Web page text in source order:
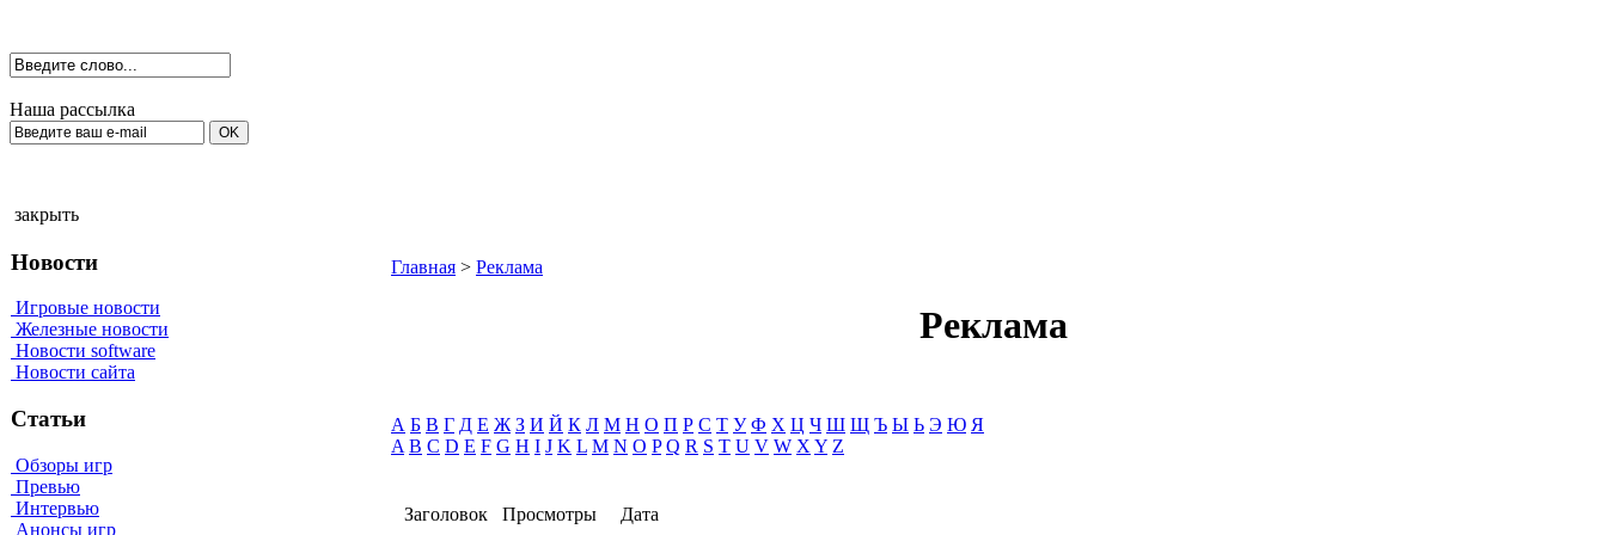
Наша рассылка
закрыть
Новости
Игровые новости
Железные новости
Новости software
Новости сайта
Статьи
Обзоры игр
Превью
Интервью
Анонсы игр
Главная > Реклама
Реклама
А Б В Г Д Е Ж З И Й К Л М Н О П Р С Т У Ф Х Ц Ч Ш Щ Ъ Ы Ь Э Ю Я
A B C D E F G H I J K L M N O P Q R S T U V W X Y Z
Заголовок Просмотры Дата